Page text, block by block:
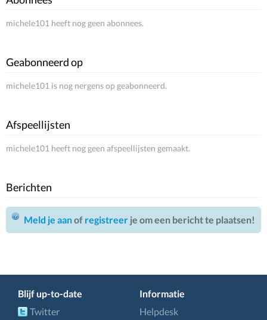
michele101 heeft nog geen abonnees.
Geabonneerd op
michele101 is nog nergens op geabonneerd.
Afspeellijsten
michele101 heeft nog geen afspeellijsten gemaakt.
Berichten
Meld je aanof registreer je om een bericht te plaatsen!
Blijf up-to-date
Twitter
Informatie
Helpdesk